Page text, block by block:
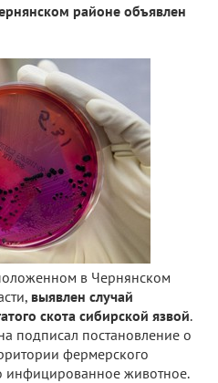
районе объявлен
в Чернянском
выявлен случай
скота сибирской язвой.
подписал постановление о
фермерского
инфицированное животное.